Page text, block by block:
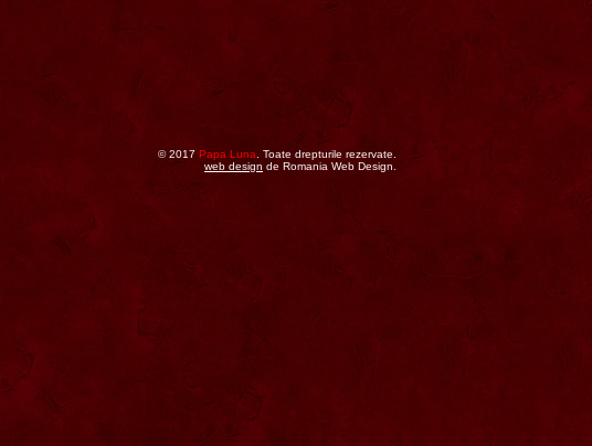
© 2017 Papa Luna . Toate drepturile rezervate.
web design de Romania Web Design.